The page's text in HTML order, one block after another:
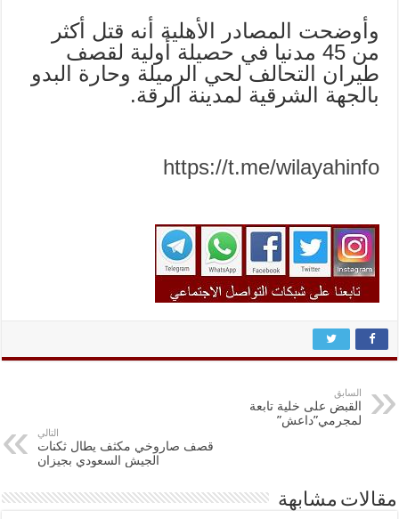
وأوضحت المصادر الأهلية أنه قتل أكثر
من 45 مدنيا في حصيلة أولية لقصف
طيران التحالف لحي الرميلة وحارة البدو
بالجهة الشرقية لمدينة الرقة.
https://t.me/wilayahinfo
السابق
القبض على خلية تابعة
لمجرمي”داعش”
التالي
قصف صاروخي مكثف يطال ثكنات
الجيش السعودي بجيزان
مقالات مشابهة